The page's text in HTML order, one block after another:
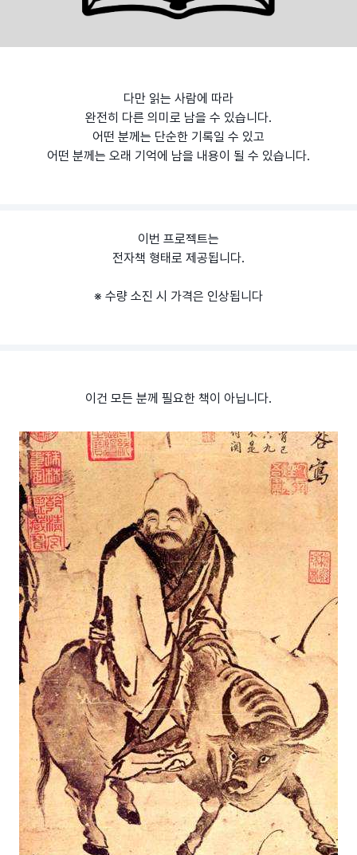
다만 읽는 사람에 따라
완전히 다른 의미로 남을 수 있습니다.
어떤 분께는 단순한 기록일 수 있고
어떤 분께는 오래 기억에 남을 내용이 될 수 있습니다.
이번 프로젝트는
전자책 형태로 제공됩니다.
※ 수량 소진 시 가격은 인상됩니다
이건 모든 분께 필요한 책이 아닙니다.